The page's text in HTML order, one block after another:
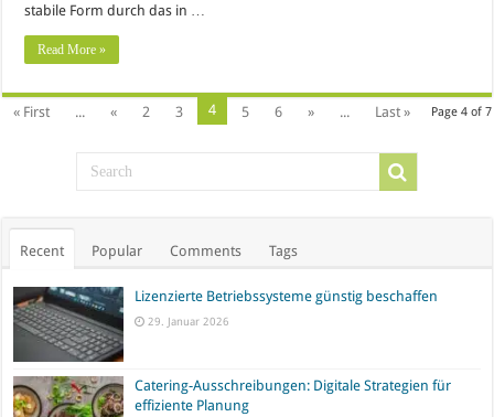
stabile Form durch das in …
Read More »
Page 4 of 7
« First ... « 2 3 4 5 6 » ... Last »
Recent Popular Comments Tags
Lizenzierte Betriebssysteme günstig beschaffen
29. Januar 2026
Catering-Ausschreibungen: Digitale Strategien für
effiziente Planung